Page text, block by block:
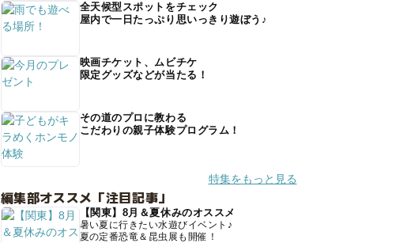
全天候型スポットをチェック
屋内で一日たっぷり思いっきり遊ぼう♪
映画チケット、ムビチケ
限定グッズなどが当たる！
その道のプロに教わる
こだわりの親子体験プログラム！
特集をもっと見る
編集部オススメ「注目記事」
【関東】8月＆夏休みのオススメ
暑い夏に行きたい水遊びイベント♪
夏の定番恐竜＆昆虫展も開催！